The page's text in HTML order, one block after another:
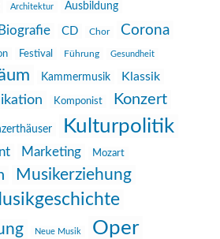
Architektur Ausbildung
Biografie CD Chor Corona
Festival Führung Gesundheit
Kammermusik
Klassik
Komponist Konzert
Kulturpolitik
Marketing Mozart
Musikerziehung
Neue Musik Oper